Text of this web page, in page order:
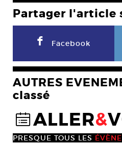
Partager l'article
F Facebook
AUTRES
classé
@ALLER&
PRESQUE TOUS LES